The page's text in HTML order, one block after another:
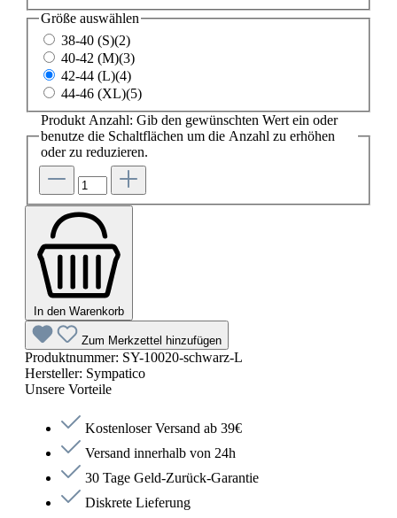
Größe auswählen
38-40 (S)(2)
40-42 (M)(3)
42-44 (L)(4)
44-46 (XL)(5)
Produkt Anzahl: Gib den gewünschten Wert ein oder
benutze die Schaltflächen um die Anzahl zu erhöhen
oder zu reduzieren.
In den Warenkorb
Zum Merkzettel hinzufügen
Produktnummer: SY-10020-schwarz-L
Hersteller: Sympatico
Unsere Vorteile
Kostenloser Versand ab 39€
Versand innerhalb von 24h
30 Tage Geld-Zurück-Garantie
Diskrete Lieferung